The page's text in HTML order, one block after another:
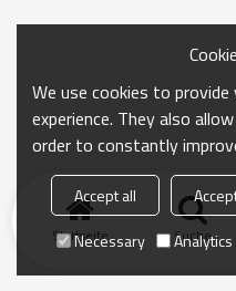
Startseite Suche
We use cookies to
experience. They also
order to constantly
Accept all
Necessary
Analytics